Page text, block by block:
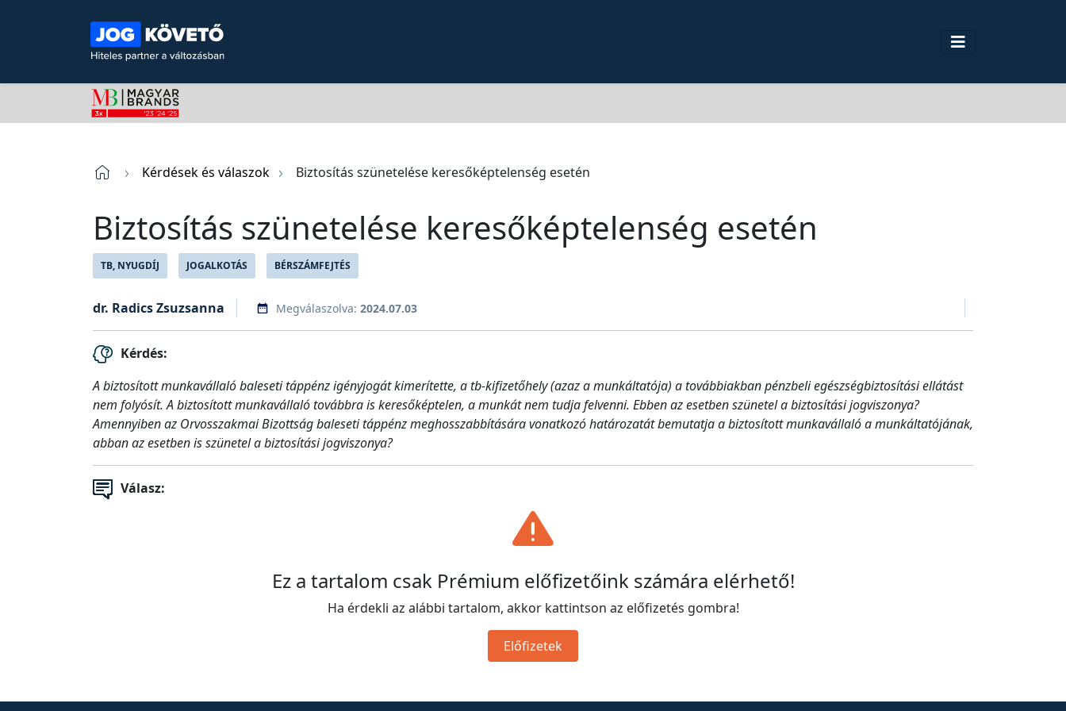
Kérdések és válaszok Biztosítás szünetelése keresőképtelenség esetén
Biztosítás szünetelése keresőképtelenség esetén
TB, NYUGDÍJ JOGALKOTÁS BÉRSZÁMFEJTÉS
dr. Radics Zsuzsanna Megválaszolva: 2024.07.03
Kérdés:
A biztosított munkavállaló baleseti táppénz igényjogát kimerítette, a tb-kifizetőhely (azaz a munkáltatója) a továbbiakban pénzbeli egészségbiztosítási ellátást
nem folyósít. A biztosított munkavállaló továbbra is keresőképtelen, a munkát nem tudja felvenni. Ebben az esetben szünetel a biztosítási jogviszonya?
Amennyiben az Orvosszakmai Bizottság baleseti táppénz meghosszabbítására vonatkozó határozatát bemutatja a biztosított munkavállaló a munkáltatójának,
abban az esetben is szünetel a biztosítási jogviszonya?
Válasz:
Ez a tartalom csak Prémium előfizetőink számára elérhető!
Ha érdekli az alábbi tartalom, akkor kattintson az előfizetés gombra!
Előfizetek